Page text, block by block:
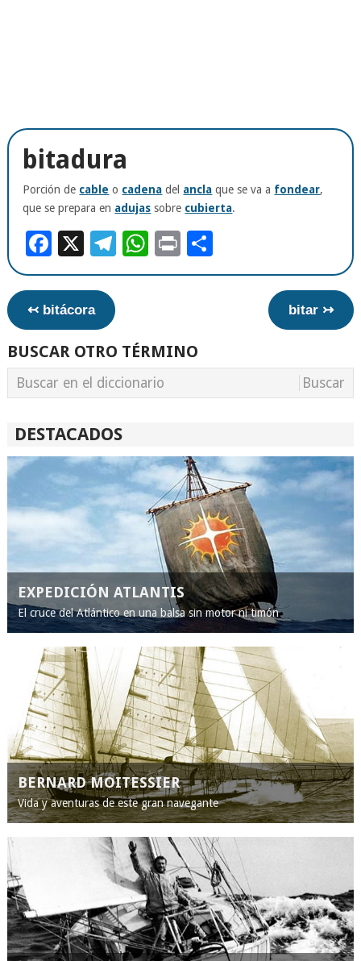
bitadura
Porción de cable o cadena del ancla que se va a fondear,
que se prepara en adujas sobre cubierta.
Facebook
X Telegram
WhatsApp
Print
↢ bitácora bitar ↣
BUSCAR OTRO TÉRMINO
DESTACADOS
EXPEDICIÓN ATLANTIS
El cruce del Atlántico en una balsa sin motor ni timón
BERNARD MOITESSIER
Vida y aventuras de este gran navegante